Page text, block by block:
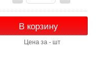
В корзину
Цена за - шт